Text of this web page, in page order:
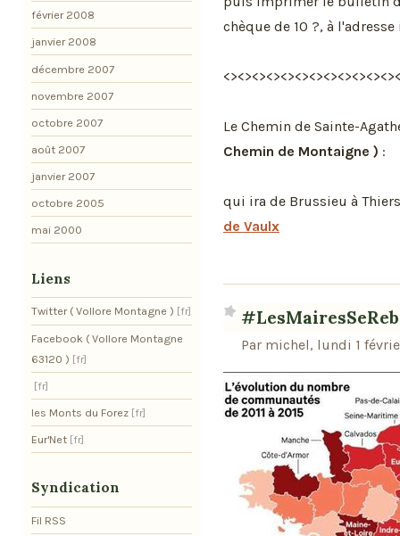
chèque de 10 ?, à
Le Chemin de Sainte-
Chemin de Montaigne ) :
qui ira de Brussieu à
de Vaulx
Par michel, lundi 1
février 2008
janvier 2008
décembre 2007
novembre 2007
octobre 2007
août 2007
janvier 2007
octobre 2005
mai 2000
Liens
Twitter ( Vollore Montagne )
Facebook ( Vollore Montagne
63120 )
les Monts du Forez
Eur'Net
Syndication
Fil RSS